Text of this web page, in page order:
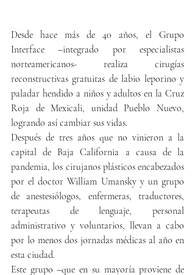
Desde hace más de 40 años, el Grupo
Interface –integrado por especialistas
norteamericanos- realiza cirugías
reconstructivas gratuitas de labio leporino y
paladar hendido a niños y adultos en la Cruz
Roja de Mexicali, unidad Pueblo Nuevo,
logrando así cambiar sus vidas.
Después de tres años que no vinieron a la
capital de Baja California a causa de la
pandemia, los cirujanos plásticos encabezados
por el doctor William Umansky y un grupo
de anestesiólogos, enfermeras, traductores,
terapeutas de lenguaje, personal
administrativo y voluntarios, llevan a cabo
por lo menos dos jornadas médicas al año en
esta ciudad.
Este grupo –que en su mayoría proviene de